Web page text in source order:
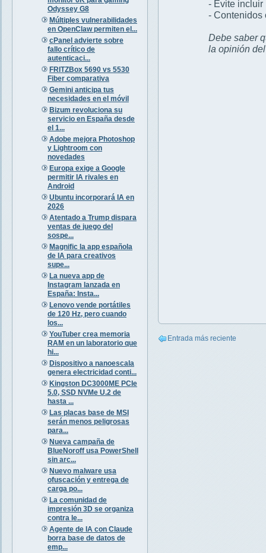
Odyssey G8
Múltiples vulnerabilidades
en OpenClaw permiten el...
cPanel advierte sobre
fallo crítico de
autenticaci...
FRITZBox 5690 vs 5530
Fiber comparativa
Gemini anticipa tus
necesidades en el móvil
Bizum revoluciona su
servicio en España desde
el 1...
Adobe mejora Photoshop
y Lightroom con
novedades
Europa exige a Google
permitir IA rivales en
Android
Ubuntu incorporará IA en
2026
Atentado a Trump dispara
ventas de juego del
sospe...
Magnific la app española
de IA para creativos
supe...
La nueva app de
Instagram lanzada en
España: Insta...
Lenovo vende portátiles
de 120 Hz, pero cuando
los...
YouTuber crea memoria
RAM en un laboratorio que
hi...
Dispositivo a nanoescala
genera electricidad conti...
Kingston DC3000ME PCIe
5.0, SSD NVMe U.2 de
hasta ...
Las placas base de MSI
serán menos peligrosas
para...
Nueva campaña de
BlueNoroff usa PowerShell
sin arc...
Nuevo malware usa
ofuscación y entrega de
carga po...
La comunidad de
impresión 3D se organiza
contra le...
Agente de IA con Claude
borra base de datos de
emp...
- Evite incluir
- Contenidos
Debe saber
la opinión
Entrada más reciente